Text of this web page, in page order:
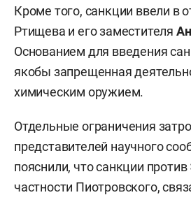
Кроме того, санкции ввели в
Ртищева и его заместителя
Основанием для введения
якобы запрещенная
химическим оружием.
Отдельные ограничения
представителей научного
пояснили, что санкции
частности Пиотровского,